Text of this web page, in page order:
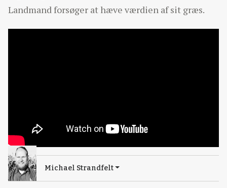
Landmand forsøger at hæve værdien af sit græs.
Michael Strandfelt